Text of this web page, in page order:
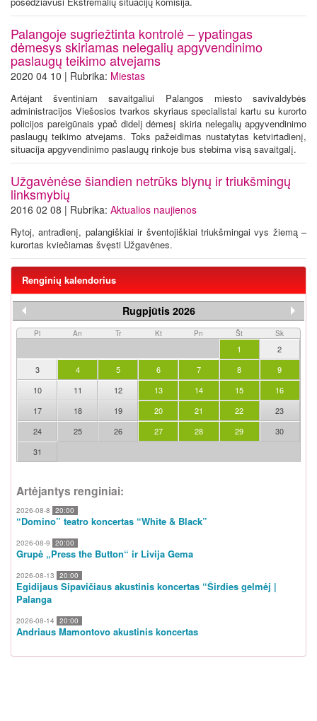
Palangoje sugriežtinta kontrolė – ypatingas
dėmesys skiriamas nelegalių apgyvendinimo
paslaugų teikimo atvejams
2020 04 10 | Rubrika: Miestas
Artėjant šventiniam savaitgaliui Palangos miesto savivaldybės
administracijos Viešosios tvarkos skyriaus specialistai kartu su kurorto
policijos pareigūnais ypač didelį dėmesį skiria nelegalių apgyvendinimo
paslaugų teikimo atvejams. Toks pažeidimas nustatytas ketvirtadienį,
situacija apgyvendinimo paslaugų rinkoje bus stebima visą savaitgalį.
Užgavėnėse šiandien netrūks blynų ir triukšmingų
linksmybių
2016 02 08 | Rubrika: Aktualios naujienos
Rytoj, antradienį, palangiškiai ir šventojiškiai triukšmingai vys žiemą –
kurortas kviečiamas švęsti Užgavėnes.
Renginių kalendorius
Rugpjūtis 2026
Pi An Tr Kt Pn Št Sk
1
2
3
4 5 6 7 8
9
10
11 12 13 14 15
16
17
18 19 20 21 22
23
24
25 26 27 28 29
30
31
Artėjantys renginiai:
2026-08-8 20:00
“Domino” teatro koncertas “White & Black”
2026-08-9 20:00
Grupė „Press the Button“ ir Livija Gema
2026-08-13 20:00
Egidijaus Sipavičiaus akustinis koncertas “Širdies gelmėj |
Palanga
2026-08-14 20:00
Andriaus Mamontovo akustinis koncertas